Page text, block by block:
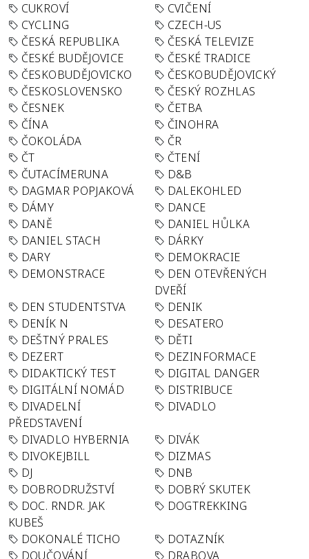
CUKROVÍ
CVIČENÍ
CYCLING
CZECH-US
ČESKÁ REPUBLIKA
ČESKÁ TELEVIZE
ČESKÉ BUDĚJOVICE
ČESKÉ TRADICE
ČESKOBUDĚJOVICKO
ČESKOBUDĚJOVICKÝ
ČESKOSLOVENSKO
ČESKÝ ROZHLAS
ČESNEK
ČETBA
ČÍNA
ČINOHRA
ČOKOLÁDA
ČR
ČT
ČTENÍ
ČUTACÍMERUNA
D&B
DAGMAR POPJAKOVÁ
DALEKOHLED
DÁMY
DANCE
DANĚ
DANIEL HŮLKA
DANIEL STACH
DÁRKY
DARY
DEMOKRACIE
DEMONSTRACE
DEN OTEVŘENÝCH
DVEŘÍ
DEN STUDENTSTVA
DENIK
DENÍK N
DESATERO
DEŠTNÝ PRALES
DĚTI
DEZERT
DEZINFORMACE
DIDAKTICKÝ TEST
DIGITAL DANGER
DIGITÁLNÍ NOMÁD
DISTRIBUCE
DIVADELNÍ
PŘEDSTAVENÍ
DIVADLO
DIVADLO HYBERNIA
DIVÁK
DIVOKEJBILL
DIZMAS
DJ
DNB
DOBRODRUŽSTVÍ
DOBRÝ SKUTEK
DOC. RNDR. JAK
KUBEŠ
DOGTREKKING
DOKONALÉ TICHO
DOTAZNÍK
DOUČOVÁNÍ
DRABOVA